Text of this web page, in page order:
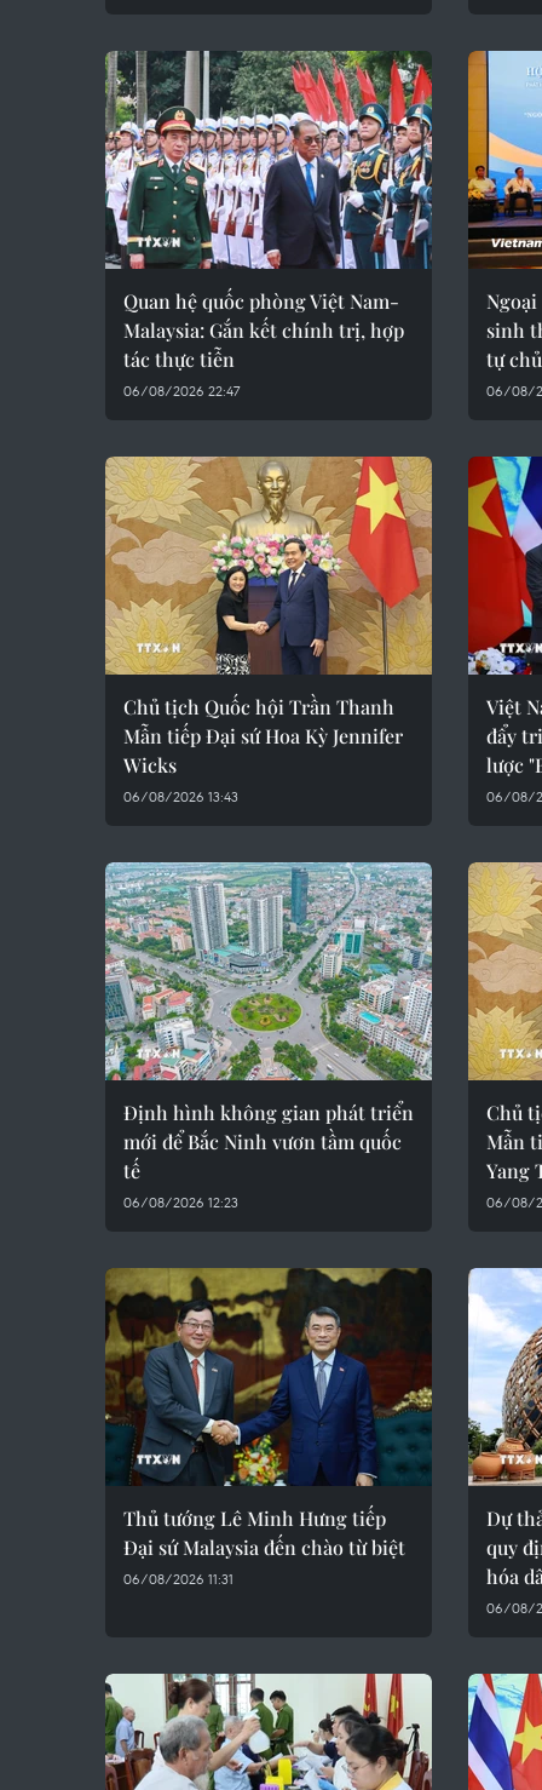
Quan hệ quốc phòng Việt Nam-
Malaysia: Gắn kết chính trị, hợp
tác thực tiễn
06/08/2026 22:47
sinh
tự
06/08/
Chủ tịch Quốc hội Trần Thanh
Mẫn tiếp Đại sứ Hoa Kỳ Jennifer
Wicks
06/08/2026 13:43
Việt
đẩy
lược
06/08/
Định hình không gian phát triển
mới để Bắc Ninh vươn tầm quốc
tế
06/08/2026 12:23
Chủ
Mẫn
Yang
06/08/
Thủ tướng Lê Minh Hưng tiếp
Đại sứ Malaysia đến chào từ biệt
06/08/2026 11:31
Dự
quy
hóa
06/08/